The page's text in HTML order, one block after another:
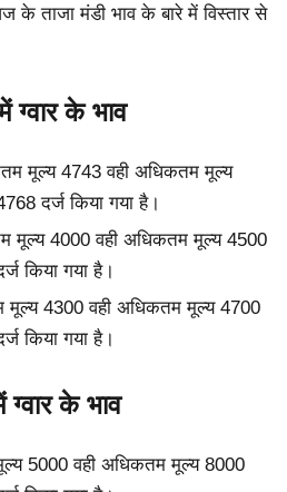
ताजा मंडी भाव के बारे में विस्तार से
ग्वार के भाव
मूल्य 4743 वही अधिकतम मूल्य
दर्ज किया गया है।
मूल्य 4000 वही अधिकतम मूल्य 4500
किया गया है।
मूल्य 4300 वही अधिकतम मूल्य 4700
किया गया है।
ग्वार के भाव
5000 वही अधिकतम मूल्य 8000